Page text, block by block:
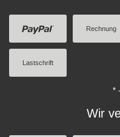
Rechnung
Lastschrift
*
Wir